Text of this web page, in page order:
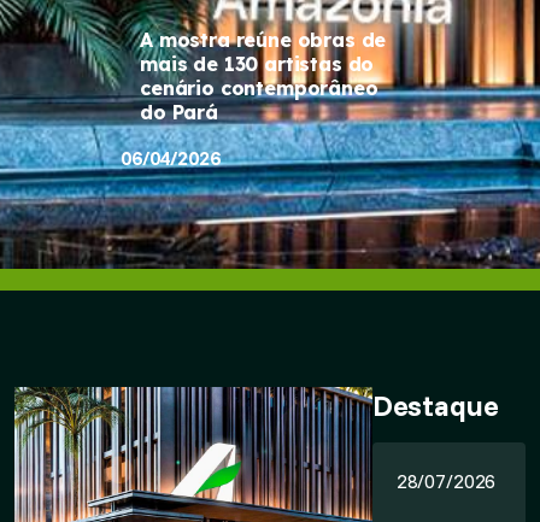
A mostra reúne obras de
mais de 130 artistas do
cenário contemporâneo
do Pará
06/04/2026
Destaque
28/07/2026